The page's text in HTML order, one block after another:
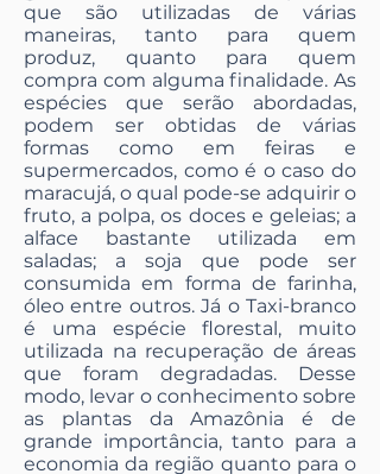
que são utilizadas de várias
maneiras, tanto para quem
produz, quanto para quem
compra com alguma finalidade. As
espécies que serão abordadas,
podem ser obtidas de várias
formas como em feiras e
supermercados, como é o caso do
maracujá, o qual pode-se adquirir o
fruto, a polpa, os doces e geleias; a
alface bastante utilizada em
saladas; a soja que pode ser
consumida em forma de farinha,
óleo entre outros. Já o Taxi-branco
é uma espécie florestal, muito
utilizada na recuperação de áreas
que foram degradadas. Desse
modo, levar o conhecimento sobre
as plantas da Amazônia é de
grande importância, tanto para a
economia da região quanto para o